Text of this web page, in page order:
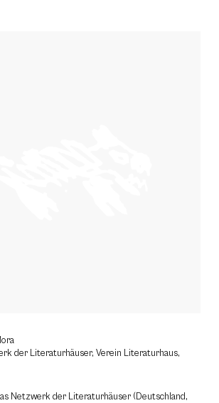
der Literaturhäuser, Verein Literaturhaus,
Netzwerk der Literaturhäuser (Deutschland,